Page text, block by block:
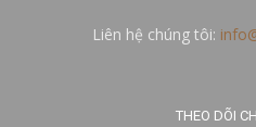
Liên hệ chúng tôi:
THEO DÕI